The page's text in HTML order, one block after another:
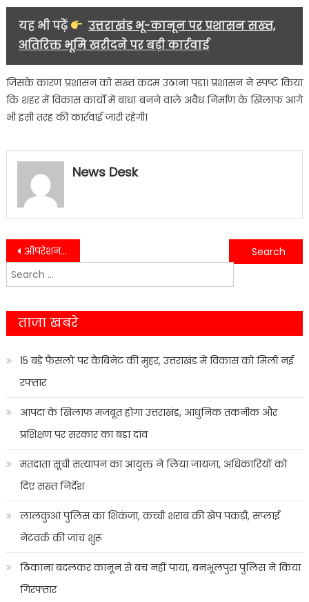
यह भी पढ़ें
उत्तराखंड भू-कानून पर प्रशासन सख्त,
अतिरिक्त भूमि खरीदने पर बड़ी कार्रवाई
जिसके कारण प्रशासन को सख्त कदम उठाना पड़ा। प्रशासन ने स्पष्ट किया
कि शहर में विकास कार्यों में बाधा बनने वाले अवैध निर्माण के खिलाफ आगे
भी इसी तरह की कार्रवाई जारी रहेगी।
News Desk
Post
navigation
ऑपरेशन क्रैकडाउन के तहत काठगोदाम पुलिस की कार्रवाई, चरस के साथ किशोर पकड़ा……
काठगोदाम पुलिस ने वाहन सीज कर नशे में ड्राइविंग पर लगाया अंकुश….
Search
for:
ताजा खबरे
15 बड़े फैसलों पर कैबिनेट की मुहर, उत्तराखंड में विकास को मिली नई
रफ्तार
आपदा के खिलाफ मजबूत होगा उत्तराखंड, आधुनिक तकनीक और
प्रशिक्षण पर सरकार का बड़ा दांव
मतदाता सूची सत्यापन का आयुक्त ने लिया जायजा, अधिकारियों को
दिए सख्त निर्देश
लालकुआं पुलिस का शिकंजा, कच्ची शराब की खेप पकड़ी, सप्लाई
नेटवर्क की जांच शुरू
ठिकाना बदलकर कानून से बच नहीं पाया, बनभूलपुरा पुलिस ने किया
गिरफ्तार